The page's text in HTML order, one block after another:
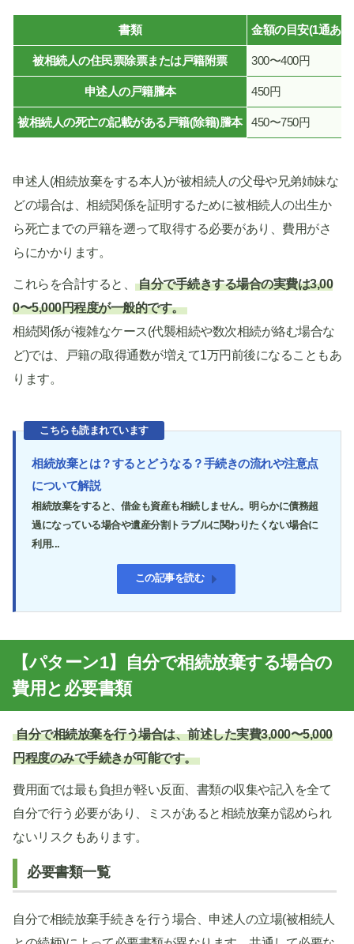
書類 金額の目安(1通あ
被相続人の住民票除票または戸籍附票 300〜400円
申述人の戸籍謄本 450円
被相続人の死亡の記載がある戸籍(除籍)謄本 450〜750円
申述人(相続放棄をする本人)が被相続人の父母や兄弟姉妹な
どの場合は、相続関係を証明するために被相続人の出生か
ら死亡までの戸籍を遡って取得する必要があり、費用がさ
らにかかります。
これらを合計すると、
自分で手続きする場合の実費は3,00
0〜5,000円程度が一般的です。
相続関係が複雑なケース(代襲相続や数次相続が絡む場合な
ど)では、戸籍の取得通数が増えて1万円前後になることもあ
ります。
こちらも読まれています
相続放棄とは？するとどうなる？手続きの流れや注意点
について解説
相続放棄をすると、借金も資産も相続しません。明らかに債務超
過になっている場合や遺産分割トラブルに関わりたくない場合に
利用...
この記事を読む
【パターン1】自分で相続放棄する場合の
費用と必要書類
自分で相続放棄を行う場合は、前述した実費3,000〜5,000
円程度のみで手続きが可能です。
費用面では最も負担が軽い反面、書類の収集や記入を全て
自分で行う必要があり、ミスがあると相続放棄が認められ
ないリスクもあります。
必要書類一覧
自分で相続放棄手続きを行う場合、申述人の立場(被相続人